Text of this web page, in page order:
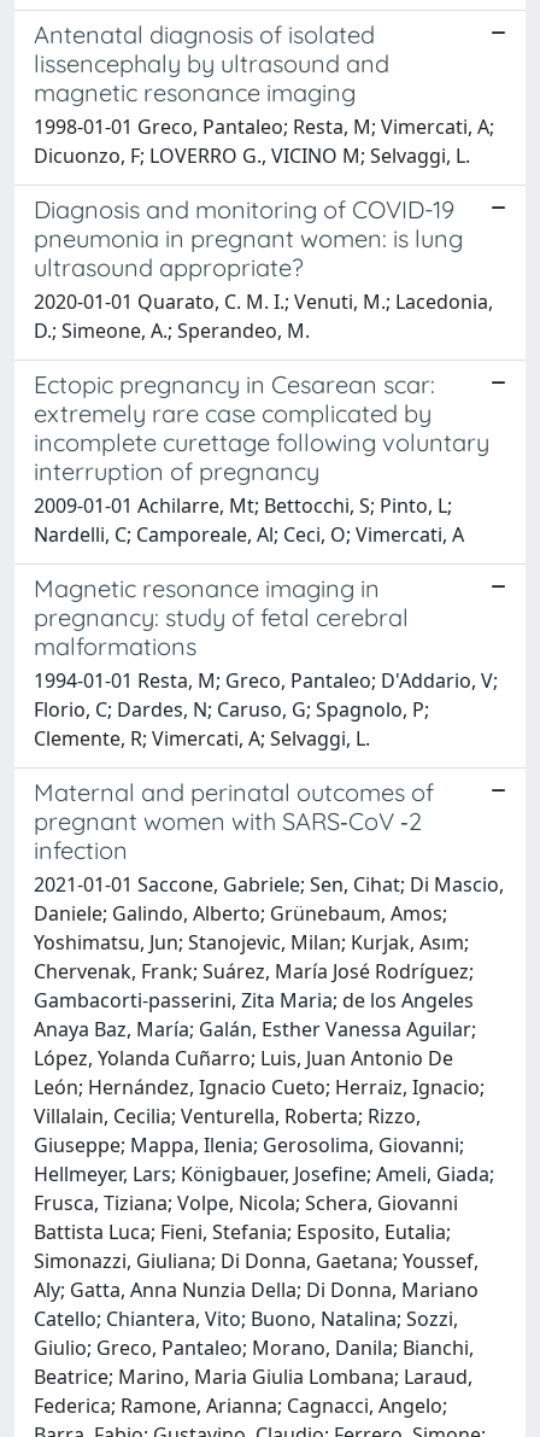
Antenatal diagnosis of isolated
lissencephaly by ultrasound and
magnetic resonance imaging
1998-01-01 Greco, Pantaleo; Resta, M; Vimercati, A;
Dicuonzo, F; LOVERRO G., VICINO M; Selvaggi, L.
Diagnosis and monitoring of COVID-19
pneumonia in pregnant women: is lung
ultrasound appropriate?
2020-01-01 Quarato, C. M. I.; Venuti, M.; Lacedonia,
D.; Simeone, A.; Sperandeo, M.
Ectopic pregnancy in Cesarean scar:
extremely rare case complicated by
incomplete curettage following voluntary
interruption of pregnancy
2009-01-01 Achilarre, Mt; Bettocchi, S; Pinto, L;
Nardelli, C; Camporeale, Al; Ceci, O; Vimercati, A
Magnetic resonance imaging in
pregnancy: study of fetal cerebral
malformations
1994-01-01 Resta, M; Greco, Pantaleo; D'Addario, V;
Florio, C; Dardes, N; Caruso, G; Spagnolo, P;
Clemente, R; Vimercati, A; Selvaggi, L.
Maternal and perinatal outcomes of
pregnant women with SARS‐CoV ‐2
infection
2021-01-01 Saccone, Gabriele; Sen, Cihat; Di Mascio,
Daniele; Galindo, Alberto; Grünebaum, Amos;
Yoshimatsu, Jun; Stanojevic, Milan; Kurjak, Asım;
Chervenak, Frank; Suárez, María José Rodríguez;
Gambacorti‐passerini, Zita Maria; de los Angeles
Anaya Baz, María; Galán, Esther Vanessa Aguilar;
López, Yolanda Cuñarro; Luis, Juan Antonio De
León; Hernández, Ignacio Cueto; Herraiz, Ignacio;
Villalain, Cecilia; Venturella, Roberta; Rizzo,
Giuseppe; Mappa, Ilenia; Gerosolima, Giovanni;
Hellmeyer, Lars; Königbauer, Josefine; Ameli, Giada;
Frusca, Tiziana; Volpe, Nicola; Schera, Giovanni
Battista Luca; Fieni, Stefania; Esposito, Eutalia;
Simonazzi, Giuliana; Di Donna, Gaetana; Youssef,
Aly; Gatta, Anna Nunzia Della; Di Donna, Mariano
Catello; Chiantera, Vito; Buono, Natalina; Sozzi,
Giulio; Greco, Pantaleo; Morano, Danila; Bianchi,
Beatrice; Marino, Maria Giulia Lombana; Laraud,
Federica; Ramone, Arianna; Cagnacci, Angelo;